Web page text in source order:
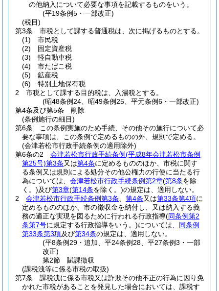
の他納入について必要な事項を記載するものをいう。
(平19条例5・一部改正)
(税目)
第3条
市税として課する普通税は、次に掲げるものとする。
(1)
市民税
(2)
固定資産税
(3)
軽自動車税
(4)
市たばこ税
(5)
鉱産税
(6)
特別土地保有税
2
市税として課する目的税は、入湯税とする。
(昭48条例24、昭49条例25、平元条例6・一部改正)
第4条及び第5条
削除
(条例施行の細目)
第6条
この条例実施のため手続、その他その施行について必
要な事項は、この条例で定めるものの外、規則で定める。
(会津若松市行政手続条例の適用除外)
第6条の2
会津若松市行政手続条例(平成8年会津若松市条例
第25号)第3条又は第4条に定めるもののほか、市税に関す
る条例又は規則による処分その他公権力の行使に当たる行
為については、 会津若松市行政手続条例第2章(第8条を除
く。)及び第3章(第14条を除く。)の規定は、適用しない。
2
会津若松市行政手続条例第3条 第4条又は第33条第4項に
定めるもののほか、市の徴収金を納付し、又は納入する義
務の適正な実現を図るために行われる行政指導(同条例第2
条第7号に規定する行政指導をいう。)については、 同条例
第33条第3項及び第34条の規定は、適用しない。
(平8条例29・追加、平24条例28、平27条例3・一部
改正)
第2節
賦課徴収
(課税洩等に係る市税の取扱)
第7条
課税洩に係る市税又は詐欺その他不正の行為に因り免
かれた市税があることを発見した場合においては、課税す